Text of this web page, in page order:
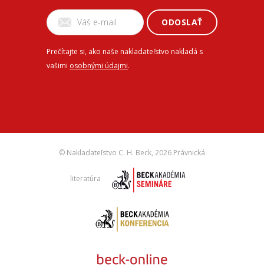
ODOSLAŤ
Prečítajte si, ako naše nakladateľstvo nakladá s
vašimi osobnými údajmi.
© Nakladateľstvo C. H. Beck, 2026 Právnická
literatúra